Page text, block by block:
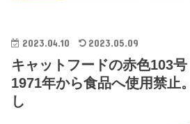
2023.04.10 2023.05.09
キャットフードの赤色103号
1971年から食品へ使用禁止
し